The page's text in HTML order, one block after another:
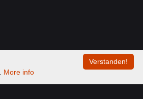
00:00
Verstanden!
More info